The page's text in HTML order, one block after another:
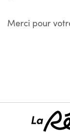
Merci pour